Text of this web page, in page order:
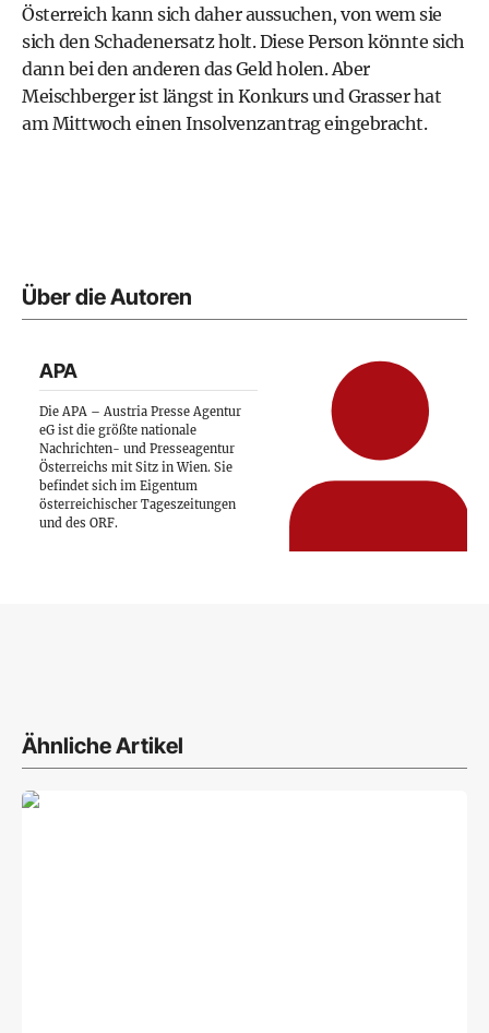
Österreich kann sich daher aussuchen, von wem sie
sich den Schadenersatz holt. Diese Person könnte sich
dann bei den anderen das Geld holen. Aber
Meischberger ist längst in Konkurs undGrasser hat
am Mittwoch einen Insolvenzantrag eingebracht.
Über die Autoren
APA
Die APA – Austria Presse Agentur
eG ist die größte nationale
Nachrichten- und Presseagentur
Österreichs mit Sitz in Wien. Sie
befindet sich im Eigentum
österreichischer Tageszeitungen
und des ORF.
Ähnliche Artikel